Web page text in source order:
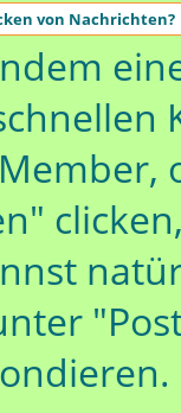
von Nachrichten?